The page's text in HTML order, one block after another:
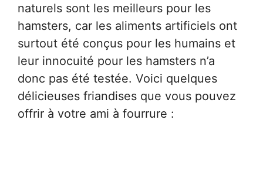
naturels sont les meilleurs pour les
hamsters, car les aliments artificiels ont
surtout été conçus pour les humains et
leur innocuité pour les hamsters n’a
donc pas été testée. Voici quelques
délicieuses friandises que vous pouvez
offrir à votre ami à fourrure :